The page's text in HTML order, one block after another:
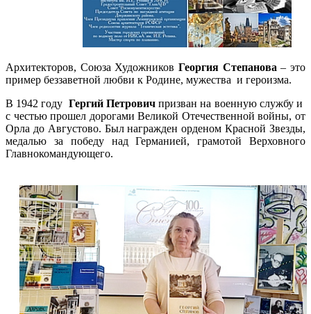
Архитекторов, Союза Художников Георгия Степанова – это
пример беззаветной любви к Родине, мужества и героизма.
В 1942 году Гергий Петрович призван на военную службу и
с честью прошел дорогами Великой Отечественной войны, от
Орла до Августово. Был награжден орденом Красной Звезды,
медалью за победу над Германией, грамотой Верховного
Главнокомандующего.